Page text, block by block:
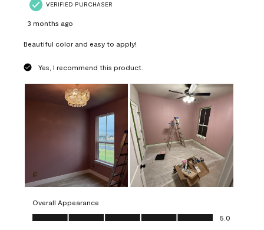
VERIFIED PURCHASER
3 months ago
Beautiful color and easy to apply!
Yes, I recommend this product.
Overall Appearance
Overall Appearance, 5.0 out of 5
5.0